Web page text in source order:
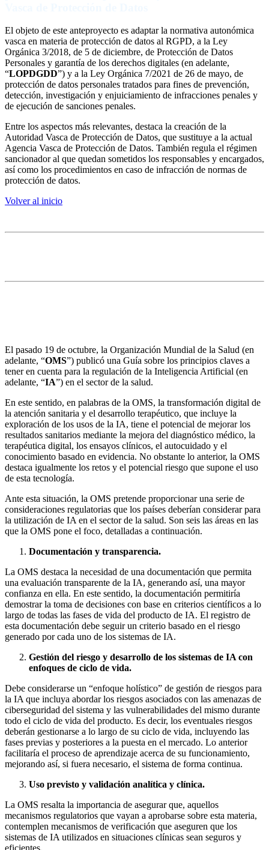
El objeto de este anteproyecto es adaptar la normativa autonómica
vasca en materia de protección de datos al RGPD, a la Ley
Orgánica 3/2018, de 5 de diciembre, de Protección de Datos
Personales y garantía de los derechos digitales (en adelante,
“LOPDGDD”) y a la Ley Orgánica 7/2021 de 26 de mayo, de
protección de datos personales tratados para fines de prevención,
detección, investigación y enjuiciamiento de infracciones penales y
de ejecución de sanciones penales.
Entre los aspectos más relevantes, destaca la creación de la
Autoridad Vasca de Protección de Datos, que sustituye a la actual
Agencia Vasca de Protección de Datos. También regula el régimen
sancionador al que quedan sometidos los responsables y encargados,
así como los procedimientos en caso de infracción de normas de
protección de datos.
Volver al inicio
El pasado 19 de octubre, la Organización Mundial de la Salud (en
adelante, “OMS”) publicó una Guía sobre los principios claves a
tener en cuenta para la regulación de la Inteligencia Artificial (en
adelante, “IA”) en el sector de la salud.
En este sentido, en palabras de la OMS, la transformación digital de
la atención sanitaria y el desarrollo terapéutico, que incluye la
exploración de los usos de la IA, tiene el potencial de mejorar los
resultados sanitarios mediante la mejora del diagnóstico médico, la
terapéutica digital, los ensayos clínicos, el autocuidado y el
conocimiento basado en evidencia. No obstante lo anterior, la OMS
destaca igualmente los retos y el potencial riesgo que supone el uso
de esta tecnología.
Ante esta situación, la OMS pretende proporcionar una serie de
consideraciones regulatorias que los países deberían considerar para
la utilización de IA en el sector de la salud. Son seis las áreas en las
que la OMS pone el foco, detalladas a continuación.
Documentación y transparencia.
La OMS destaca la necesidad de una documentación que permita
una evaluación transparente de la IA, generando así, una mayor
confianza en ella. En este sentido, la documentación permitiría
demostrar la toma de decisiones con base en criterios científicos a lo
largo de todas las fases de vida del producto de IA. El registro de
esta documentación debe seguir un criterio basado en el riesgo
generado por cada uno de los sistemas de IA.
Gestión del riesgo y desarrollo de los sistemas de IA con
enfoques de ciclo de vida.
Debe considerarse un “enfoque holístico” de gestión de riesgos para
la IA que incluya abordar los riesgos asociados con las amenazas de
ciberseguridad del sistema y las vulnerabilidades del mismo durante
todo el ciclo de vida del producto. Es decir, los eventuales riesgos
deberán gestionarse a lo largo de su ciclo de vida, incluyendo las
fases previas y posteriores a la puesta en el mercado. Lo anterior
facilitaría el proceso de aprendizaje acerca de su funcionamiento,
mejorando así, si fuera necesario, el sistema de forma continua.
Uso previsto y validación analítica y clínica.
La OMS resalta la importancia de asegurar que, aquellos
mecanismos regulatorios que vayan a aprobarse sobre esta materia,
contemplen mecanismos de verificación que aseguren que los
sistemas de IA utilizados en situaciones clínicas sean seguros y
eficientes.